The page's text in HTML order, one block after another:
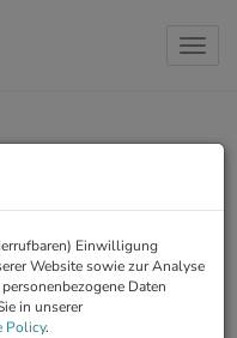
Sie!
Einwilligung
Website sowie zur Analyse
Daten
in unserer
Policy.